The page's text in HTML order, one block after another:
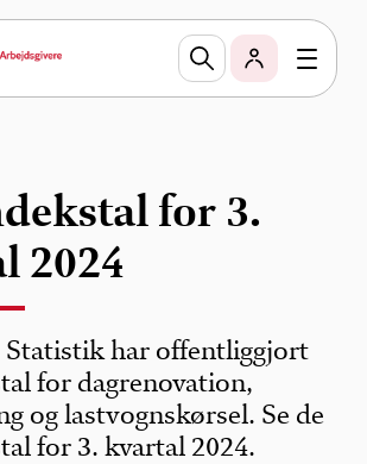
for 3.
2024
Statistik har offentliggjort
for dagrenovation,
og lastvognskørsel. Se de
for 3. kvartal 2024.